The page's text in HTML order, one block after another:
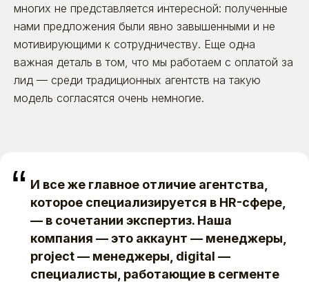
многих не представляется интересной: полученные
нами предложения были явно завышенными и не
мотивирующими к сотрудничеству. Еще одна
важная деталь в том, что мы работаем с оплатой за
лид — среди традиционных агентств на такую
модель согласятся очень немногие.
“ И все же главное отличие агентства,
которое специализируется в HR-сфере,
— в сочетании экспертиз. Наша
компания — это аккаунт — менеджеры,
project — менеджеры, digital —
специалисты, работающие в сегменте